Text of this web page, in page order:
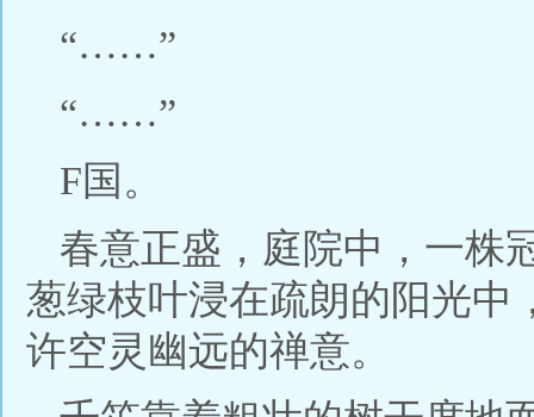
“……”
“……”
F国。
春意正盛，庭院中，一株
葱绿枝叶浸在疏朗的阳光中
许空灵幽远的禅意。